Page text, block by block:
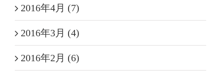
2016年4月 (7)
2016年3月 (4)
2016年2月 (6)